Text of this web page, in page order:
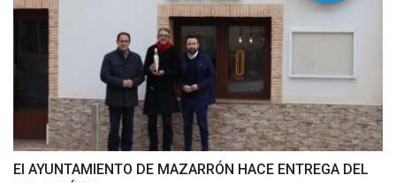
El AYUNTAMIENTO DE MAZARRÓN HACE ENTREGA DEL